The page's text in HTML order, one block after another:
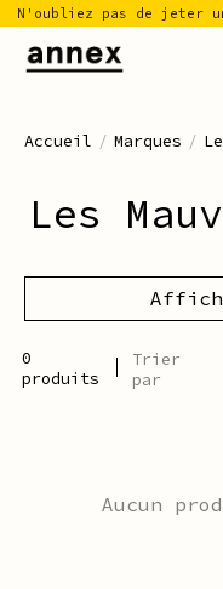
N'oubliez pas de jeter
Accueil / Marques /
Les
0
produits
Trier
par
Aucun